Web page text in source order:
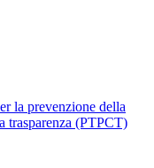
la prevenzione della
trasparenza (PTPCT)